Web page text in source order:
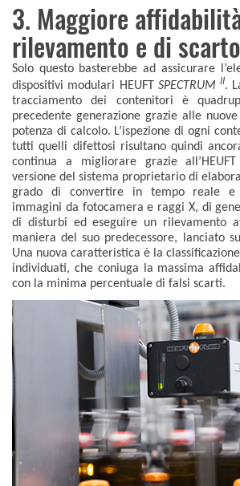
3. Maggiore
rilevamento e di scarto
Solo questo basterebbe ad assicurare
dispositivi modulari HEUFT SPECTRUM II.
tracciamento dei contenitori è
precedente generazione grazie alle
potenza di calcolo. L’ispezione di ogni
tutti quelli difettosi risultano quindi
continua a migliorare grazie
versione del sistema proprietario di
grado di convertire in tempo reale e
immagini da fotocamera e raggi X, di
di disturbi ed eseguire un rilevamento
maniera del suo predecessore, lanciato
Una nuova caratteristica è la
individuati, che coniuga la massima
con la minima percentuale di falsi scarti.